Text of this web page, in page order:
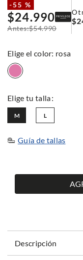
-55 %
$24.990
$54.990
$
: rosa
L
M
Guía de tallas
Descripción